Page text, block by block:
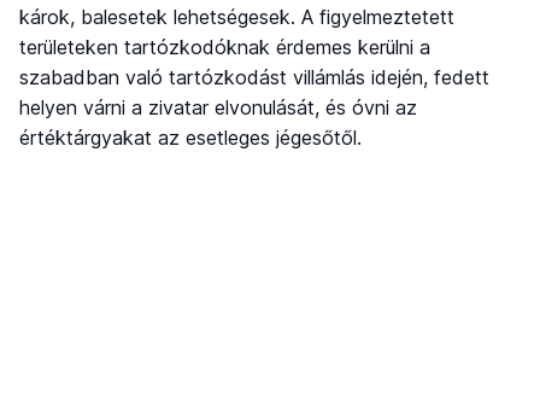
károk, balesetek lehetségesek. A figyelmeztetett
területeken tartózkodóknak érdemes kerülni a
szabadban való tartózkodást villámlás idején, fedett
helyen várni a zivatar elvonulását, és óvni az
értéktárgyakat az esetleges jégesőtől.